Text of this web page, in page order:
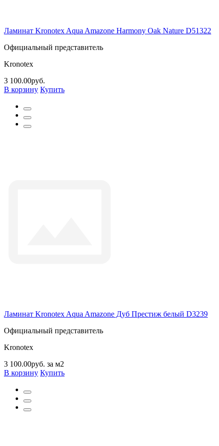
Ламинат Kronotex Aqua Amazone Harmony Oak Nature D51322
Официальный представитель
Kronotex
3 100.00руб.
В корзину Купить
Ламинат Kronotex Aqua Amazone Дуб Престиж белый D3239
Официальный представитель
Kronotex
3 100.00руб. за м2
В корзину Купить